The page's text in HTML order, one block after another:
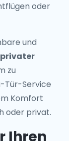
oder
und
privater
zu
Tür-Service
Komfort
oder privat.
Ihren